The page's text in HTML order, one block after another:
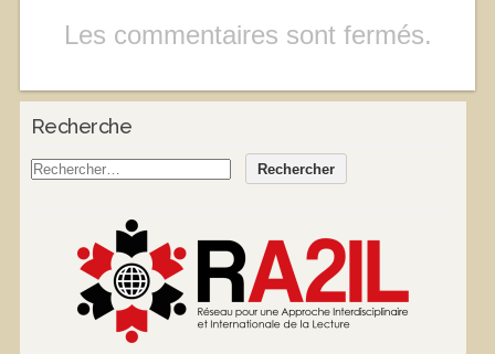
Les commentaires sont fermés.
Recherche